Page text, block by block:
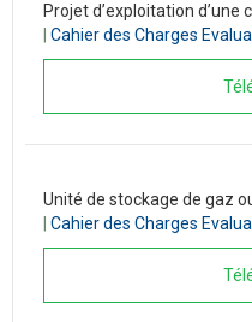
Projet d’exploitation
Cahier des Charges
Unité de stockage de gaz
Cahier des Charges